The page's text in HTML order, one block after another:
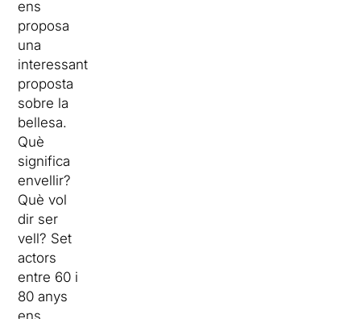
ens
proposa
una
interessant
proposta
sobre la
bellesa.
Què
significa
envellir?
Què vol
dir ser
vell? Set
actors
entre 60 i
80 anys
ens